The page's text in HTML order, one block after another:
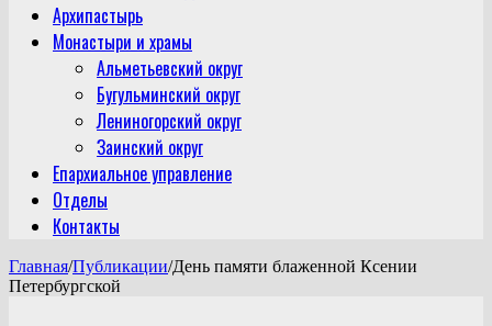
Архипастырь
Монастыри и храмы
Альметьевский округ
Бугульминский округ
Лениногорский округ
Заинский округ
Епархиальное управление
Отделы
Контакты
Главная/Публикации/День памяти блаженной Ксении
Петербургской